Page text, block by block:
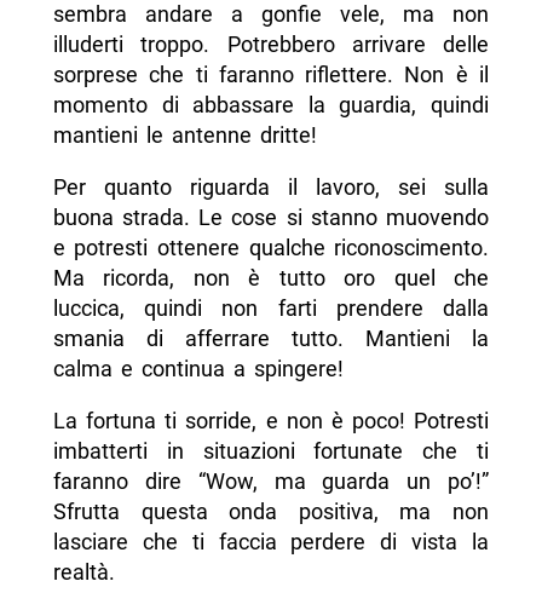
sembra andare a gonfie vele, ma non
illuderti troppo. Potrebbero arrivare delle
sorprese che ti faranno riflettere. Non è il
momento di abbassare la guardia, quindi
mantieni le antenne dritte!
Per quanto riguarda il lavoro, sei sulla
buona strada. Le cose si stanno muovendo
e potresti ottenere qualche riconoscimento.
Ma ricorda, non è tutto oro quel che
luccica, quindi non farti prendere dalla
smania di afferrare tutto. Mantieni la
calma e continua a spingere!
La fortuna ti sorride, e non è poco! Potresti
imbatterti in situazioni fortunate che ti
faranno dire “Wow, ma guarda un po’!”
Sfrutta questa onda positiva, ma non
lasciare che ti faccia perdere di vista la
realtà.